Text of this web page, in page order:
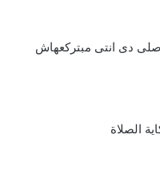
صلى دى انتى مبتركعهاش
الصلاة